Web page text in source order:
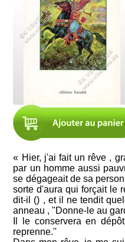
« Hier, j'ai fait un rêve ,
par un homme aussi
se dégageait de sa
sorte d'aura qui forçait le
dit-il () , et il ne tendit
anneau , "Donne-le au
Il le conservera en
reprenne.''